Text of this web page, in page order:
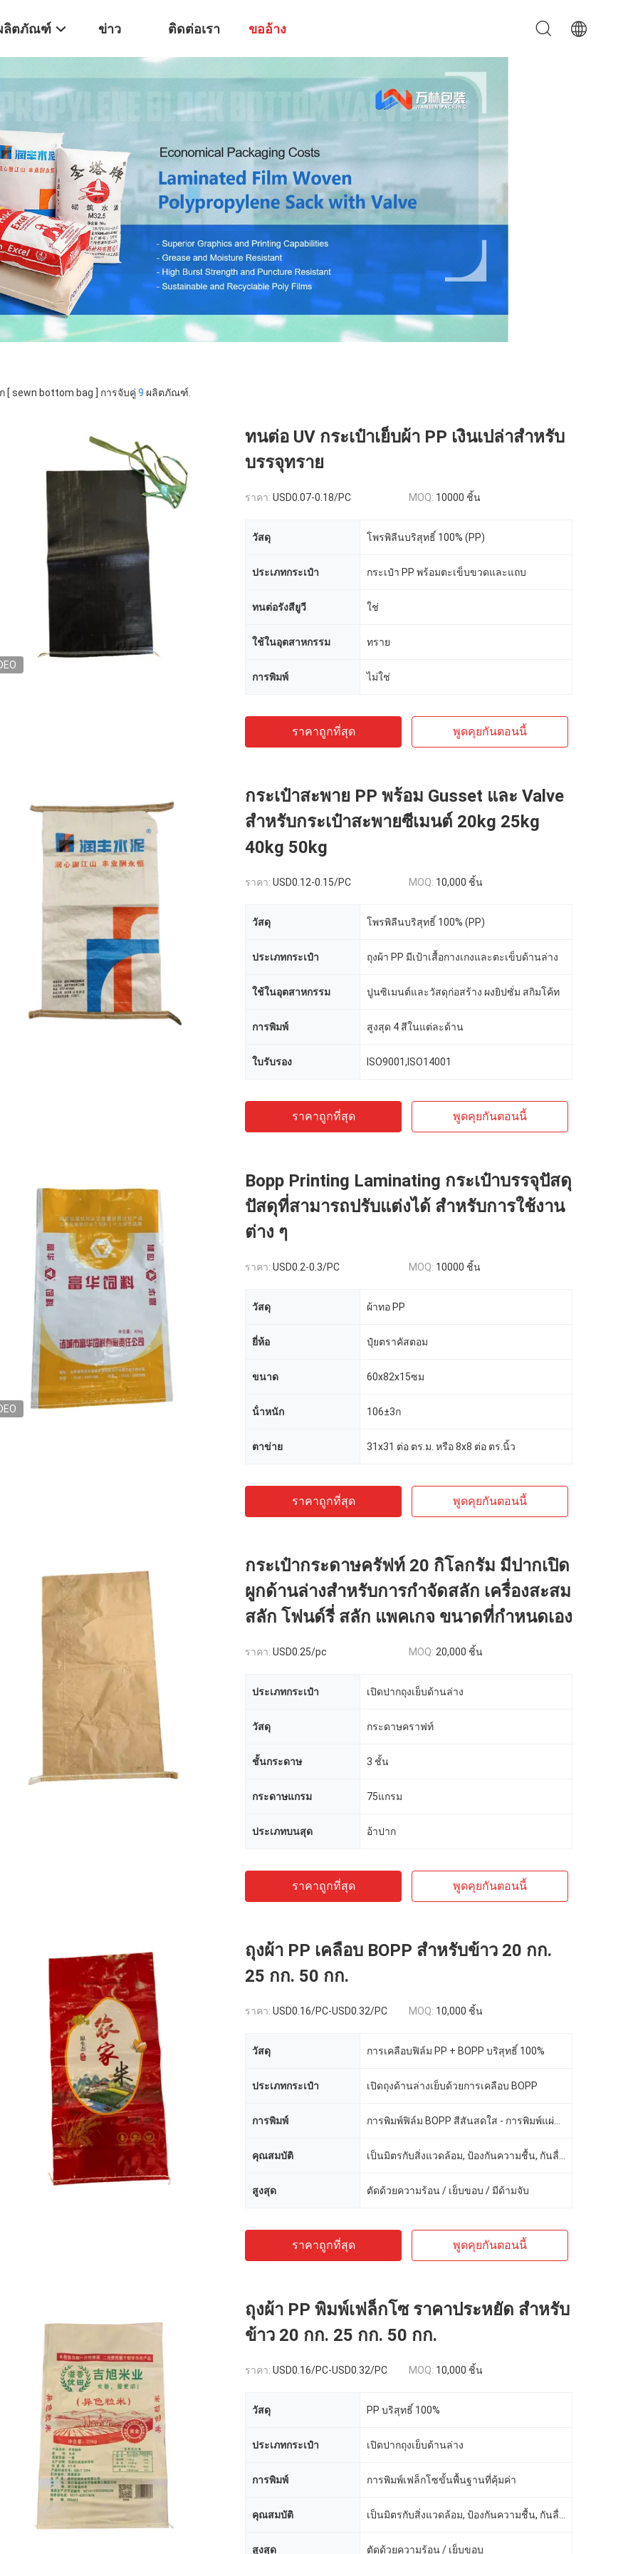
ลิตภัณฑ์ ข่าว ติดต่อเรา ขออ้าง
[ sewn bottom bag ] การจับคู่9 ผลิตภัณฑ์.
ทนต่อ UV กระเป๋าเย็บผ้า PP เงินเปล่าสําหรับ
บรรจุทราย
ราคา: USD0.07-0.18/PC MOQ: 10000 ชิ้น
วัสดุ โพรพิลีนบริสุทธิ์ 100% (PP)
ประเภทกระเป๋า กระเป๋า PP พร้อมตะเข็บขวดและแถบ
ทนต่อรังสียูวี ใช่
ใช้ในอุตสาหกรรม ทราย
การพิมพ์ ไม่ใช่
ราคาถูกที่สุด พูดคุยกันตอนนี้
กระเป๋าสะพาย PP พร้อม Gusset และ Valve
สําหรับกระเป๋าสะพายซีเมนต์ 20kg 25kg
40kg 50kg
ราคา: USD0.12-0.15/PC MOQ: 10,000 ชิ้น
วัสดุ โพรพิลีนบริสุทธิ์ 100% (PP)
ประเภทกระเป๋า ถุงผ้า PP มีเป้าเสื้อกางเกงและตะเข็บด้านล่าง
ใช้ในอุตสาหกรรม ปูนซิเมนต์และวัสดุก่อสร้าง ผงยิปซั่ม สกิมโค้ท
การพิมพ์ สูงสุด 4 สีในแต่ละด้าน
ใบรับรอง ISO9001,ISO14001
ราคาถูกที่สุด พูดคุยกันตอนนี้
Bopp Printing Laminating กระเป๋าบรรจุปัสดุ
ปัสดุที่สามารถปรับแต่งได้ สําหรับการใช้งาน
ต่าง ๆ
ราคา: USD0.2-0.3/PC MOQ: 10000 ชิ้น
วัสดุ ผ้าทอ PP
ยี่ห้อ ปุ๋ยตราคัสตอม
ขนาด 60x82x15ซม
น้ําหนัก 106±3ก
ตาข่าย 31x31 ต่อ ตร.ม. หรือ 8x8 ต่อ ตร.นิ้ว
ราคาถูกที่สุด พูดคุยกันตอนนี้
กระเป๋ากระดาษครัฟท์ 20 กิโลกรัม มีปากเปิด
ผูกด้านล่างสําหรับการกําจัดสลัก เครื่องสะสม
สลัก โฟนด์รี่ สลัก แพคเกจ ขนาดที่กําหนดเอง
ราคา: USD0.25/pc MOQ: 20,000 ชิ้น
ประเภทกระเป๋า เปิดปากถุงเย็บด้านล่าง
วัสดุ กระดาษคราฟท์
ชั้นกระดาษ 3 ชั้น
กระดาษแกรม 75แกรม
ประเภทบนสุด อ้าปาก
ราคาถูกที่สุด พูดคุยกันตอนนี้
ถุงผ้า PP เคลือบ BOPP สำหรับข้าว 20 กก.
25 กก. 50 กก.
ราคา: USD0.16/PC-USD0.32/PC MOQ: 10,000 ชิ้น
วัสดุ การเคลือบฟิล์ม PP + BOPP บริสุทธิ์ 100%
ประเภทกระเป๋า เปิดถุงด้านล่างเย็บด้วยการเคลือบ BOPP
การพิมพ์
คุณสมบัติ
สูงสุด ตัดด้วยความร้อน / เย็บขอบ / มีด้ามจับ
ราคาถูกที่สุด พูดคุยกันตอนนี้
ถุงผ้า PP พิมพ์เฟล็กโซ ราคาประหยัด สำหรับ
ข้าว 20 กก. 25 กก. 50 กก.
ราคา: USD0.16/PC-USD0.32/PC MOQ: 10,000 ชิ้น
วัสดุ PP บริสุทธิ์ 100%
ประเภทกระเป๋า เปิดปากถุงเย็บด้านล่าง
การพิมพ์ การพิมพ์เฟล็กโซขั้นพื้นฐานที่คุ้มค่า
คุณสมบัติ
สูงสุด ตัดด้วยความร้อน / เย็บขอบ